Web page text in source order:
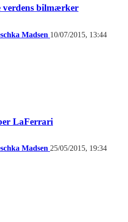
verdens bilmærker
Madsen 10/07/2015, 13:44
LaFerrari
Madsen 25/05/2015, 19:34